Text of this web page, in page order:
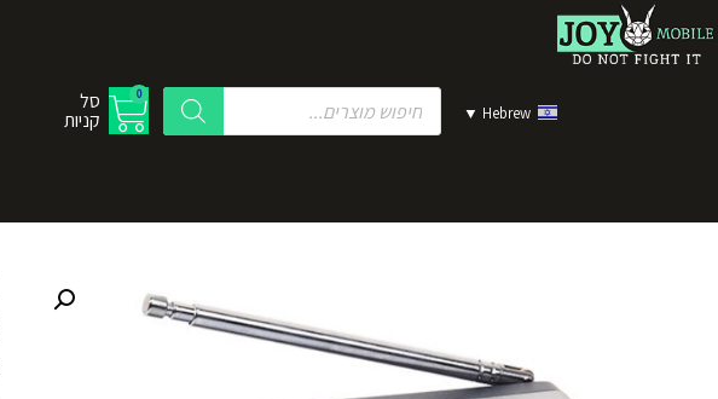
Hebrew
▼
0 סל
קניות